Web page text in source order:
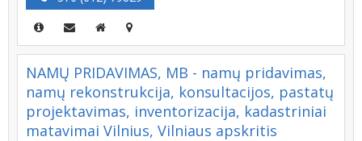
NAMŲ PRIDAVIMAS, MB - namų pridavimas,
namų rekonstrukcija, konsultacijos, pastatų
projektavimas, inventorizacija, kadastriniai
matavimai Vilnius, Vilniaus apskritis